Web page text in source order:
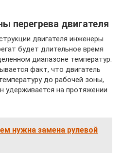
перегрева двигателя
двигателя инженеры
будет длительное время
диапазоне температур.
факт, что двигатель
до рабочей зоны,
удерживается на протяжении
нужна замена рулевой